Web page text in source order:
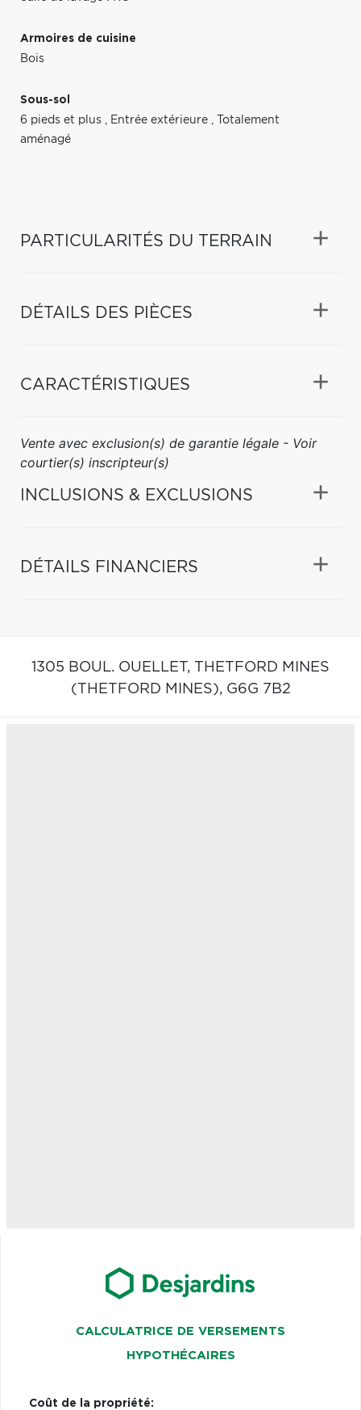
Armoires de cuisine
Bois
Sous-sol
6 pieds et plus , Entrée extérieure ,
Totalement
aménagé
PARTICULARITÉS DU TERRAIN
DÉTAILS DES PIÈCES
CARACTÉRISTIQUES
Vente avec exclusion(s) de garantie légale - Voir
courtier(s) inscripteur(s)
INCLUSIONS & EXCLUSIONS
DÉTAILS FINANCIERS
1305 BOUL. OUELLET, THETFORD MINES
(THETFORD MINES), G6G 7B2
CALCULATRICE DE VERSEMENTS
HYPOTHÉCAIRES
Coût de la propriété: